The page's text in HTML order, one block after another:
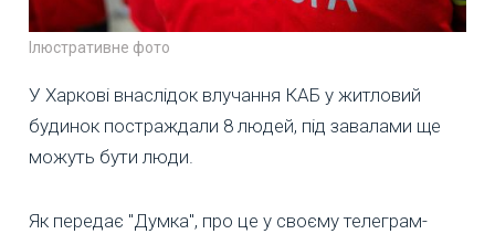
Ілюстративне фото
У Харкові внаслідок влучання КАБ у житловий
будинок постраждали 8 людей, під завалами ще
можуть бути люди.
Як передає "Думка", про це у своєму телеграм-